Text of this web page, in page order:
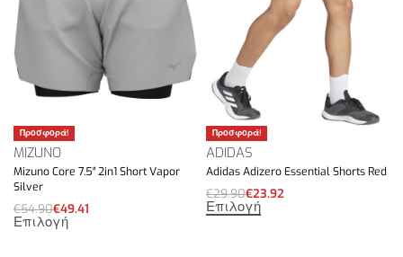
Προσφορά!
MIZUNO
Mizuno Core 7.5″ 2in1 Short Vapor
Silver
€54.90€49.41
Επιλογή
Προσφορά!
ADIDAS
Adidas Adizero Essential Shorts Red
€29.90€23.92
Επιλογή